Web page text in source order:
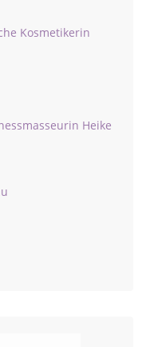
Kosmetikerin
Heike